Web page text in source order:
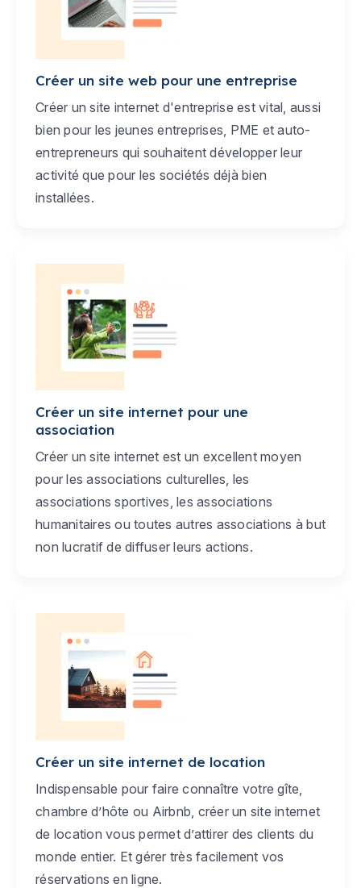
Créer un site web pour une entreprise
Créer un site internet d'entreprise est vital, aussi
bien pour les jeunes entreprises, PME et auto-
entrepreneurs qui souhaitent développer leur
activité que pour les sociétés déjà bien
installées.
Créer un site internet pour une
association
Créer un site internet est un excellent moyen
pour les associations culturelles, les
associations sportives, les associations
humanitaires ou toutes autres associations à but
non lucratif de diffuser leurs actions.
Créer un site internet de location
Indispensable pour faire connaître votre gîte,
chambre d’hôte ou Airbnb, créer un site internet
de location vous permet d’attirer des clients du
monde entier. Et gérer très facilement vos
réservations en ligne.